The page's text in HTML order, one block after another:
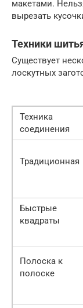
макетами.
вырезать
Техники
Существует
лоскутных
Техника
соединения
Традиционная
Быстрые
квадраты
Полоска к
полоске